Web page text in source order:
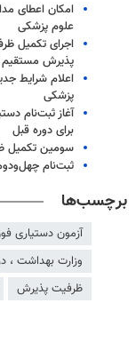
امکان اعطای
علوم پزشکی
اجرای تکمیل
پذیرش مستقیم
اعلام شرایط
پزشکی
آغاز ثبت‌نام
برای دوره قبل
سومین تکمیل
ثبت‌نام
برچسب‌ها
آزمون دستیاری
وزارت بهداشت ،
ظرفیت پذیرش